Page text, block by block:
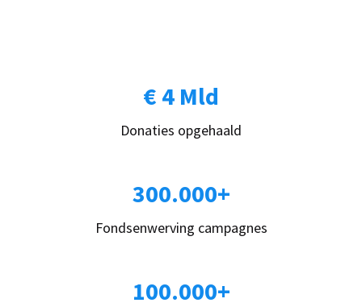
€ 4 Mld
Donaties opgehaald
300.000+
Fondsenwerving campagnes
100.000+